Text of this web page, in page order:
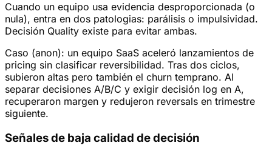
Cuando un equipo usa evidencia desproporcionada (o
nula), entra en dos patologias: parálisis o impulsividad.
Decisión Quality existe para evitar ambas.
Caso (anon): un equipo SaaS aceleró lanzamientos de
pricing sin clasificar reversibilidad. Tras dos ciclos,
subieron altas pero también el churn temprano. Al
separar decisiones A/B/C y exigir decisión log en A,
recuperaron margen y redujeron reversals en trimestre
siguiente.
Señales de baja calidad de decisión